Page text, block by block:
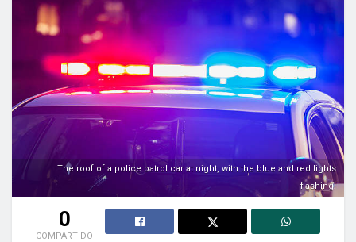
The roof of a police patrol car at night, with the blue and red lights
flashing.
0
COMPARTIDO